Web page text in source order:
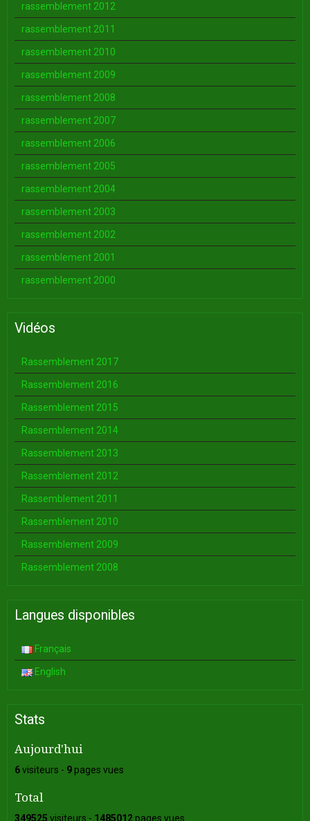
rassemblement 2012
rassemblement 2011
rassemblement 2010
rassemblement 2009
rassemblement 2008
rassemblement 2007
rassemblement 2006
rassemblement 2005
rassemblement 2004
rassemblement 2003
rassemblement 2002
rassemblement 2001
rassemblement 2000
Vidéos
Rassemblement 2017
Rassemblement 2016
Rassemblement 2015
Rassemblement 2014
Rassemblement 2013
Rassemblement 2012
Rassemblement 2011
Rassemblement 2010
Rassemblement 2009
Rassemblement 2008
Langues disponibles
Français
English
Stats
Aujourd'hui
6visiteurs - 9pages vues
Total
349525 visiteurs - 1485012pages vues